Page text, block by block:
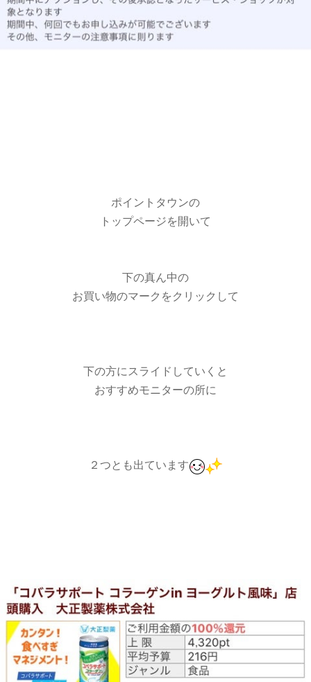
ポイントタウンの
トップページを開いて
下の真ん中の
お買い物のマークをクリックして
下の方にスライドしていくと
おすすめモニターの所に
２つとも出ています